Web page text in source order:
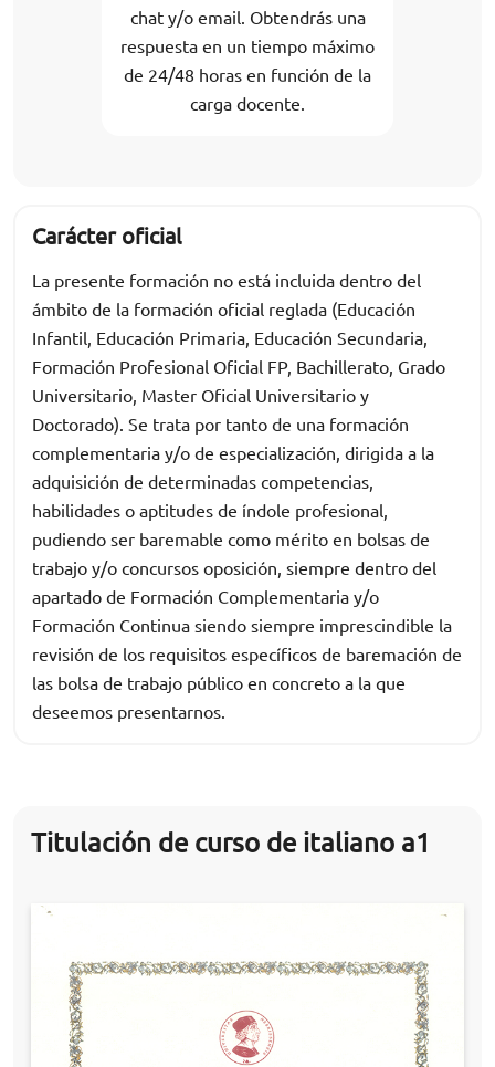
chat y/o email. Obtendrás una
respuesta en un tiempo máximo
de 24/48 horas en función de la
carga docente.
Carácter oficial
La presente formación no está incluida dentro del
ámbito de la formación oficial reglada (Educación
Infantil, Educación Primaria, Educación Secundaria,
Formación Profesional Oficial FP, Bachillerato, Grado
Universitario, Master Oficial Universitario y
Doctorado). Se trata por tanto de una formación
complementaria y/o de especialización, dirigida a la
adquisición de determinadas competencias,
habilidades o aptitudes de índole profesional,
pudiendo ser baremable como mérito en bolsas de
trabajo y/o concursos oposición, siempre dentro del
apartado de Formación Complementaria y/o
Formación Continua siendo siempre imprescindible la
revisión de los requisitos específicos de baremación de
las bolsa de trabajo público en concreto a la que
deseemos presentarnos.
Titulación de curso de italiano a1